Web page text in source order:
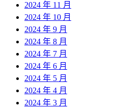
2024 年 11 月
2024 年 10 月
2024 年 9 月
2024 年 8 月
2024 年 7 月
2024 年 6 月
2024 年 5 月
2024 年 4 月
2024 年 3 月